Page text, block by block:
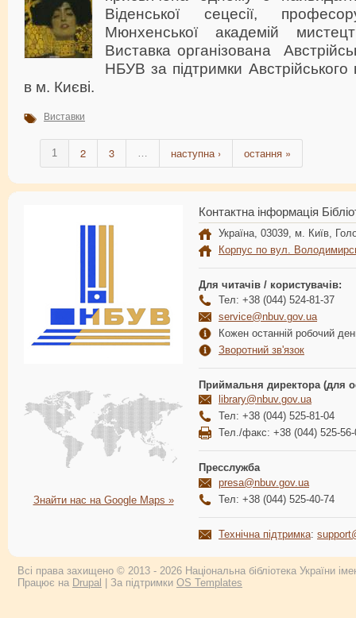
Віденської сецесії,
Мюнхенської академій
Виставка організована
НБУВ за підтримки
в м. Києві.
Виставки
1 2 3 … наступна › остання »
Знайти нас на Google Maps »
Контактна інформація
Україна, 03039, м. Київ,
Корпус по вул.
Для читачів / користувачів:
Тел: +38 (044) 524-81-37
service@nbuv.gov.ua
Кожен останній робочий
Зворотний зв'язок
Приймальня директора (для
library@nbuv.gov.ua
Тел: +38 (044) 525-81-04
Тел./факс: +38 (044) 525-56-
Пресслужба
presa@nbuv.gov.ua
Тел: +38 (044) 525-40-74
Технічна підтримка:
Всі права захищено © 2013 - 2026 Національна бібліотека України
Працює на Drupal | За підтримки OS Templates